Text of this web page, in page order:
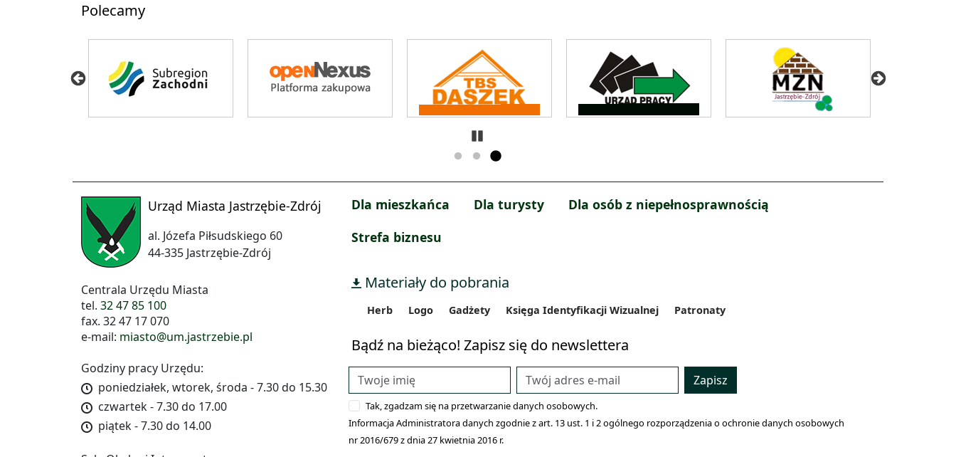
Polecamy
Urząd Miasta Jastrzębie-Zdrój
al. Józefa Piłsudskiego 60
44-335 Jastrzębie-Zdrój
Centrala Urzędu Miasta
tel. 32 47 85 100
fax. 32 47 17 070
e-mail: miasto@um.jastrzebie.pl
Godziny pracy Urzędu:
poniedziałek, wtorek, środa - 7.30 do 15.30
czwartek - 7.30 do 17.00
piątek - 7.30 do 14.00
Dla mieszkańca Dla turysty
Dla osób z niepełnosprawnością
Strefa biznesu
Materiały do pobrania
Herb Logo Gadżety Księga Identyfikacji Wizualnej Patronaty
Bądź na bieżąco! Zapisz się do newslettera
Zapisz
Tak, zgadzam się na przetwarzanie danych osobowych.
Informacja Administratora danych zgodnie z art. 13 ust. 1 i 2 ogólnego rozporządzenia o ochronie danych osobowych
nr 2016/679 z dnia 27 kwietnia 2016 r.